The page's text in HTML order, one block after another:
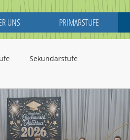
UNS PRIMARSTUFE
Sekundarstufe